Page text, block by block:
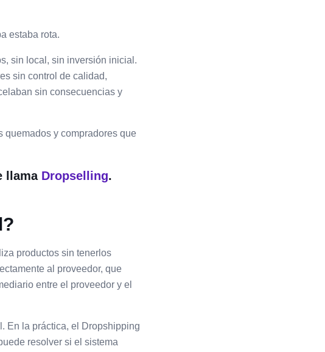
estaba rota.
sin local, sin inversión inicial.
sin control de calidad,
sin consecuencias y
quemados y compradores que
llama Dropselling.
productos sin tenerlos
al proveedor, que
entre el proveedor y el
En la práctica, el Dropshipping
resolver si el sistema